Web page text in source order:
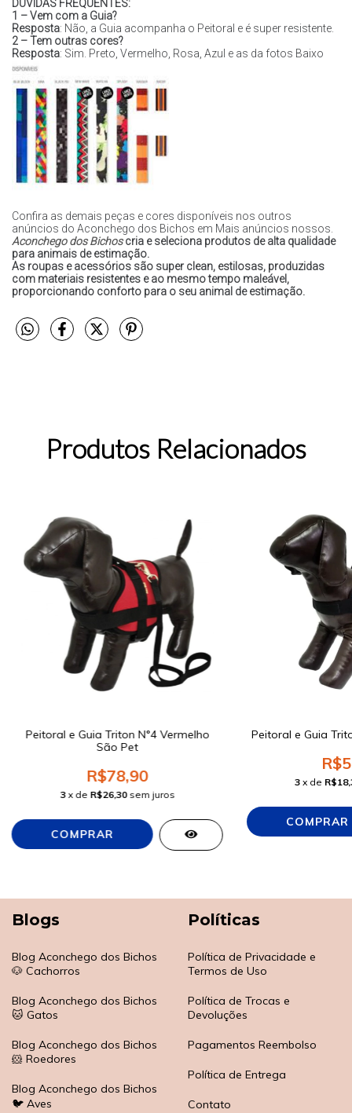
DÚVIDAS FREQUENTES:
1 – Vem com a Guia?
Resposta: Não, a Guia acompanha o Peitoral e é super resistente.
2 – Tem outras cores?
Resposta: Sim. Preto, Vermelho, Rosa, Azul e as da fotos Baixo
Confira as demais peças e cores disponíveis nos outros
anúncios do Aconchego dos Bichos em Mais anúncios nossos.
Aconchego dos Bichoscria e seleciona produtos de alta qualidade
para animais de estimação.
As roupas e acessórios são super clean, estilosas, produzidas
com materiais resistentes e ao mesmo tempo maleável,
proporcionando conforto para o seu animal de estimação.
Produtos Relacionados
Peitoral e Guia Triton N°4 Vermelho
São Pet
R$78,90
3 x de R$26,30 sem juros
Peitoral e Guia
3 x de
Blogs
Blog Aconchego dos Bichos
🐶 Cachorros
Blog Aconchego dos Bichos
🐱 Gatos
Blog Aconchego dos Bichos
🐹 Roedores
Blog Aconchego dos Bichos
🐦 Aves
Políticas
Política de Privacidade e
Termos de Uso
Política de Trocas e
Devoluções
Pagamentos Reembolso
Política de Entrega
Contato